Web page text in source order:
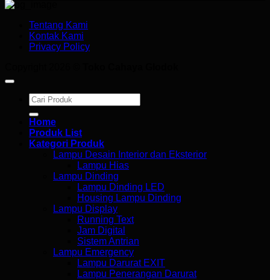
Tentang Kami
Kontak Kami
Privacy Policy
Search
for:
Home
Produk List
Kategori Produk
Lampu Desain Interior dan Eksterior
Lampu Hias
Lampu Dinding
Lampu Dinding LED
Housing Lampu Dinding
Lampu Display
Running Text
Jam Digital
Sistem Antrian
Lampu Emergency
Lampu Darurat EXIT
Lampu Penerangan Darurat